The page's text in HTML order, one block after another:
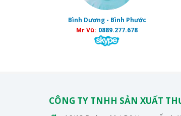
Bình Dương - Bình Phước
Mr Vũ: 0889.277.678
CÔNG TY TNHH SẢN XUẤT